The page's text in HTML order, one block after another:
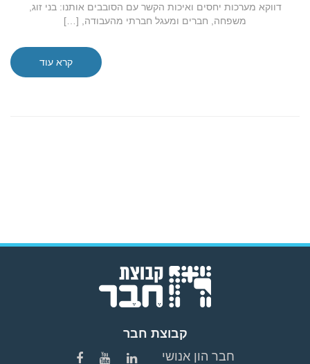
דווקא מערכות יחסים ואיכות הקשר עם הסובבים אותנו: בני זוג,
משפחה, חברים ומעגל חברתי מהעבודה, […]
קרא עוד
קבוצת חבר
חבר הון אנושי